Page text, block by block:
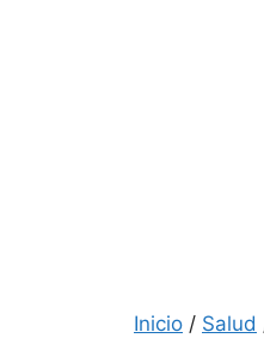
Inicio / Salud